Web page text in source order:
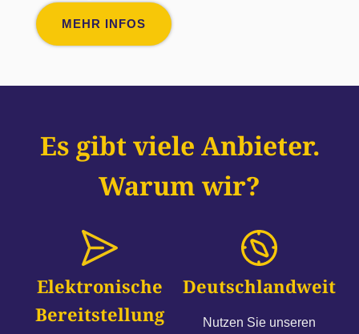
MEHR INFOS
Es gibt viele Anbieter.
Warum wir?
Elektronische
Bereitstellung
Deutschlandweit
Nutzen Sie unseren